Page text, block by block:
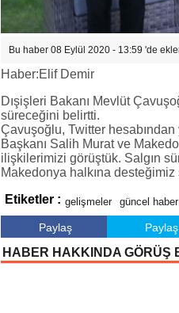
Bu haber 08 Eylül 2020 - 13:59 'de
Haber:Elif Demir
Dışişleri Bakanı Mevlüt
süreceğini belirtti.
Çavuşoğlu, Twitter hesabından
Başkanı Salih Murat ve
ilişkilerimizi görüştük. Salgın
Makedonya halkına desteğimiz
Etiketler : gelişmeler güncel haber
Paylaş Paylaş
HABER HAKKINDA GÖRÜŞ